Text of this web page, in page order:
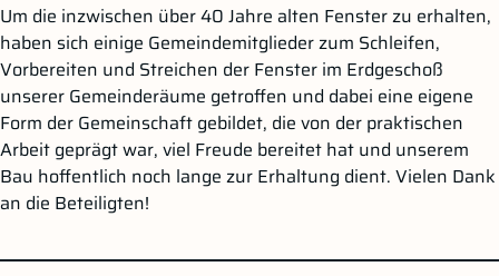
Um die inzwischen über 40 Jahre alten Fenster zu erhalten,
haben sich einige Gemeindemitglieder zum Schleifen,
Vorbereiten und Streichen der Fenster im Erdgeschoß
unserer Gemeinderäume getroffen und dabei eine eigene
Form der Gemeinschaft gebildet, die von der praktischen
Arbeit geprägt war, viel Freude bereitet hat und unserem
Bau hoffentlich noch lange zur Erhaltung dient. Vielen Dank
an die Beteiligten!